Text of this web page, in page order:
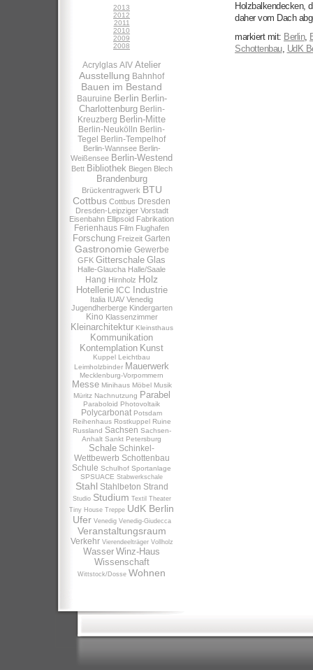
2013
2012
2011
2010
2009
2008
Acrylglas AIV Atelier
Ausstellung Bahnhof
Bauen im Bestand
Bauruine Berlin Berlin-
Charlottenburg Berlin-
Kreuzberg Berlin-Mitte
Berlin-Neukölln Berlin-
Tegel
Berlin-Tempelhof
Berlin-Wannsee Berlin-
Weißensee Berlin-Westend
Bett Bibliothek Biegen Blech
Brandenburg
Brückentragwerk BTU
Cottbus Cottbus Dresden
Dresden-Leipziger Vorstadt
Eisenbahn Ellipsoid Fabrikation
Ferienhaus Film Flughafen
Forschung Freizeit Garten
Gastronomie Gewerbe
GFK Gitterschale Glas
Halle-Glaucha Halle/Saale
Hang Hirnholz Holz
Hotellerie ICC Industrie
Italia IUAV Venedig
Jugendherberge Kindergarten
Kino Klassenzimmer
Kleinarchitektur Kleinsthaus
Kommunikation
Kontemplation Kunst
Kuppel Leichtbau
Leimholzbinder Mauerwerk
Mecklenburg-Vorpommern
Messe Minihaus Möbel Musik
Müritz Nachnutzung Parabel
Paraboloid Photovoltaik
Polycarbonat Potsdam
Reihenhaus Rostkuppel Ruine
Russland Sachsen Sachsen-
Anhalt Sankt Petersburg
Schale Schinkel-
Wettbewerb Schottenbau
Schule Schulhof Sportanlage
SPSUACE Stabwerkschale
Stahl Stahlbeton Strand
Studio Studium Textil Theater
Tiny House Treppe UdK Berlin
Ufer Venedig Venedig-Giudecca
Veranstaltungsraum
Verkehr Vierendeelträger Vollholz
Wasser Winz-Haus
Wissenschaft
Wittstock/Dosse Wohnen
Holzbalkendecken,
daher vom Dach
markiert mit: Berlin,
Schottenbau, UdK